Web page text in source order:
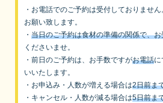
・お電話でのご予約は受付しておりません
お願い致します。
・ 当日のご予約は食材の準備の関係で、
くださいませ。
・前日のご予約は、お手数ですがお電話
いいたします。
・お申込み・人数が増える場合は2日前ま
・キャンセル・人数が減る場合は5日前ま